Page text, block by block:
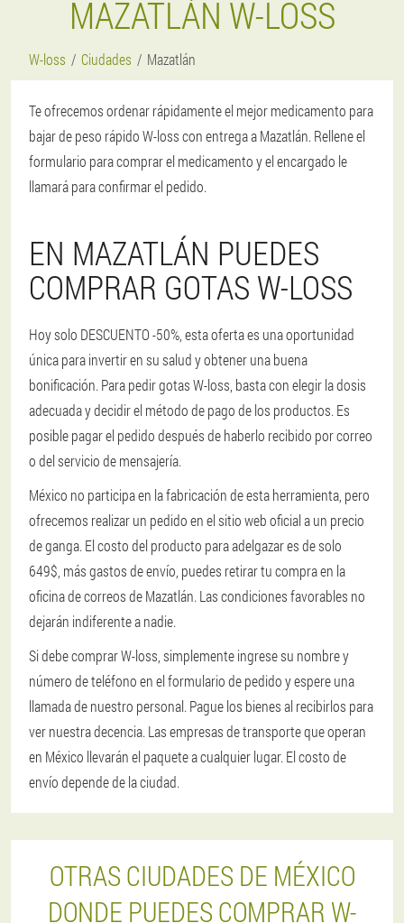
MAZATLÁN W-LOSS
W-loss Ciudades Mazatlán
Te ofrecemos ordenar rápidamente el mejor medicamento para
bajar de peso rápido W-loss con entrega a Mazatlán. Rellene el
formulario para comprar el medicamento y el encargado le
llamará para confirmar el pedido.
EN MAZATLÁN PUEDES
COMPRAR GOTAS W-LOSS
Hoy solo DESCUENTO -50%, esta oferta es una oportunidad
única para invertir en su salud y obtener una buena
bonificación. Para pedir gotas W-loss, basta con elegir la dosis
adecuada y decidir el método de pago de los productos. Es
posible pagar el pedido después de haberlo recibido por correo
o del servicio de mensajería.
México no participa en la fabricación de esta herramienta, pero
ofrecemos realizar un pedido en el sitio web oficial a un precio
de ganga. El costo del producto para adelgazar es de solo
649$, más gastos de envío, puedes retirar tu compra en la
oficina de correos de Mazatlán. Las condiciones favorables no
dejarán indiferente a nadie.
Si debe comprar W-loss, simplemente ingrese su nombre y
número de teléfono en el formulario de pedido y espere una
llamada de nuestro personal. Pague los bienes al recibirlos para
ver nuestra decencia. Las empresas de transporte que operan
en México llevarán el paquete a cualquier lugar. El costo de
envío depende de la ciudad.
OTRAS CIUDADES DE MÉXICO
DONDE PUEDES COMPRAR W-